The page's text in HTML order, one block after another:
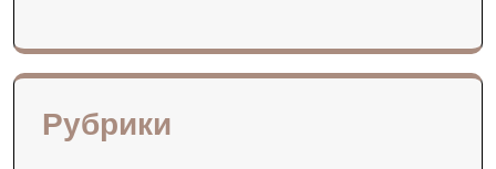
Рубрики